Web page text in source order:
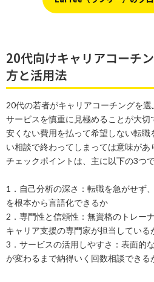
20代向けキャリアコーチ
方と活用法
20代の若者がキャリアコーチングを
サービスを慎重に見極めることが大切
安くない費用を払って希望しない転
い相談で終わってしまっては意味が
チェックポイントは、主に以下の3つで
1．自己分析の深さ：転職を急がせず
を根本から言語化できるか
2．専門性と信頼性：無資格のトレー
キャリア支援の専門家が担当している
3．サービスの活用しやすさ：表面的
が変わるまで納得いく回数相談できる